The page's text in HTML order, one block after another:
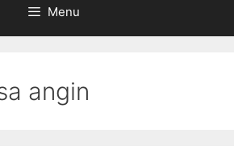
Menu
angin